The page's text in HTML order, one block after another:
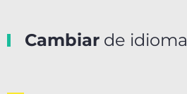
Cambiar de idioma